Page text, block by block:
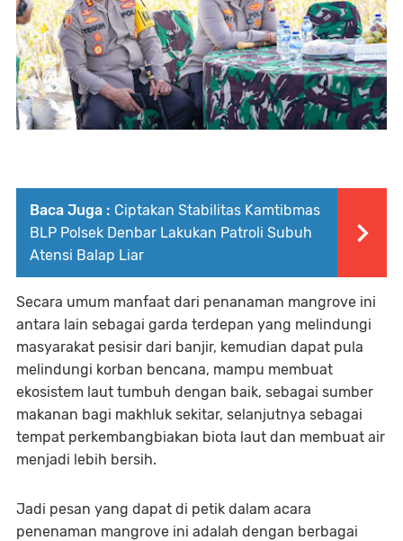
Baca Juga : Ciptakan Stabilitas Kamtibmas
BLP Polsek Denbar Lakukan Patroli Subuh
Atensi Balap Liar
Secara umum manfaat dari penanaman mangrove ini
antara lain sebagai garda terdepan yang melindungi
masyarakat pesisir dari banjir, kemudian dapat pula
melindungi korban bencana, mampu membuat
ekosistem laut tumbuh dengan baik, sebagai sumber
makanan bagi makhluk sekitar, selanjutnya sebagai
tempat perkembangbiakan biota laut dan membuat air
menjadi lebih bersih.
Jadi pesan yang dapat di petik dalam acara
penenaman mangrove ini adalah dengan berbagai